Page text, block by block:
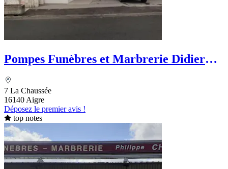
Pompes Funèbres et Marbrerie Didier
7 La Chaussée
16140 Aigre
Déposez le premier avis !
top notes